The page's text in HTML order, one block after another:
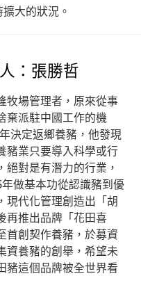
大的狀況。
：張勝哲
牧場管理者，原來從事
棄派駐中國工作的機
決定返鄉養豬，他發現
豬業只要導入科學或行
絕對是有潛力的行業，
做基本功從認識豬到優
現代化管理創造出「胡
再推出品牌「花田喜
首創契作養豬，於募資
資養豬的創舉，希望未
豬這個品牌被全世界看